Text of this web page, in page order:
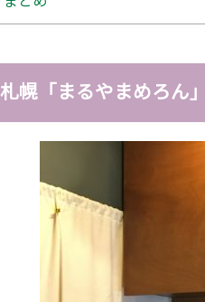
札幌「まるやまめろん